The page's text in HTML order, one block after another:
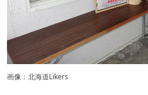
画像：北海道Likers